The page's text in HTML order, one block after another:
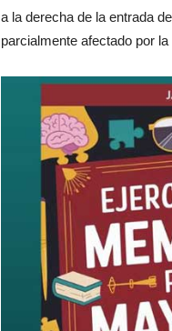
a la derecha de la entrada
parcialmente afectado por